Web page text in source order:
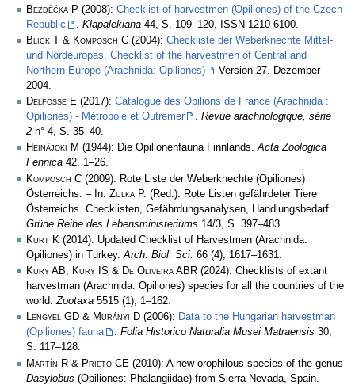
Bezděčka P (2008): Checklist of harvestmen (Opiliones) of the Czech
Republic
Klapalekiana 44, S. 109–120, ISSN 1210-6100.
Blick T & Komposch C (2004): Checkliste der Weberknechte Mittel-
und Nordeuropas, Checklist of the harvestmen of Central and
Northern Europe (Arachnida: Opiliones)
Version 27. Dezember
2004.
Delfosse E (2017): Catalogue des Opilions de France (Arachnida :
Opiliones) - Métropole et Outremer
. Revue arachnologique, série
2 n° 4, S. 35–40.
Heinäjoki M (1944): Die Opilionenfauna Finnlands.Acta Zoologica
Fennica 42, 1–26.
Komposch C (2009): Rote Liste der Weberknechte (Opiliones)
Österreichs. – In: Zulka P. (Red.): Rote Listen gefährdeter Tiere
Österreichs. Checklisten, Gefährdungsanalysen, Handlungsbedarf.
Grüne Reihe des Lebensministeriums 14/3, S. 397–483.
Kurt K (2014): Updated Checklist of Harvestmen (Arachnida:
Opiliones) in Turkey.Arch. Biol. Sci. 66 (4), 1617–1631.
Kury AB, Kury IS & De Oliveira ABR (2024): Checklists of extant
harvestman (Arachnida: Opiliones) species for all the countries of the
world.Zootaxa 5515 (1), 1–162.
Lengyel GD & Murányi D (2006): Data to the Hungarian harvestman
(Opiliones) fauna
. Folia Historico Naturalia Musei Matraensis 30,
S. 117–128.
Martín R & Prieto CE (2010): A new orophilous species of the genus
Dasylobus (Opiliones: Phalangiidae) from Sierra Nevada, Spain.